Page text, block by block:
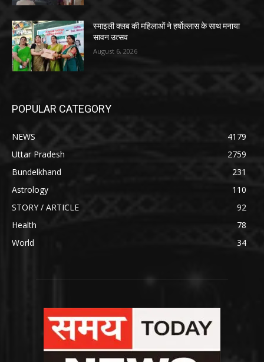
स्माइली क्लब की महिलाओं ने हर्षोल्लास के साथ मनाया
सावन उत्सव
August 6, 2026
POPULAR CATEGORY
NEWS
4179
Uttar Pradesh
2759
Bundelkhand
231
Astrology
110
STORY / ARTICLE
92
Health
78
World
34